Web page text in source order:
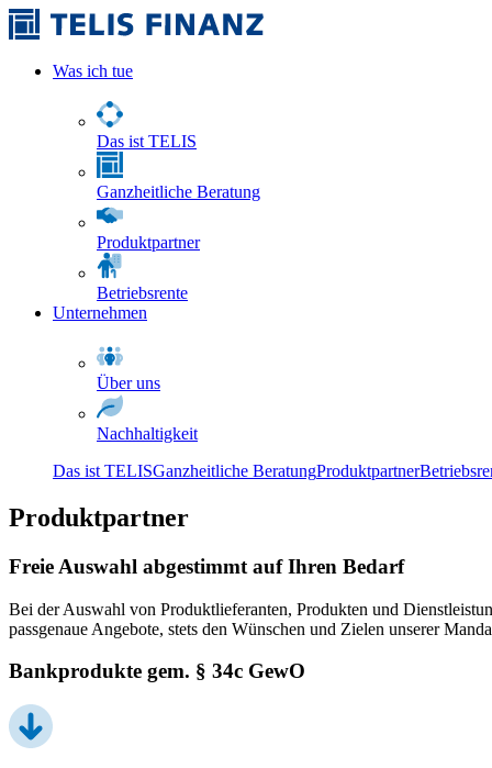
Was ich tue
Das ist TELIS
Ganzheitliche Beratung
Produktpartner
Betriebsrente
Unternehmen
Über uns
Nachhaltigkeit
Das ist TELISGanzheitliche BeratungProduktpartner
Produktpartner
Freie Auswahl abgestimmt auf Ihren Bedarf
Bei der Auswahl von Produktlieferanten, Produkten und
passgenaue Angebote, stets den Wünschen und Zielen unserer
Bankprodukte gem. § 34c GewO